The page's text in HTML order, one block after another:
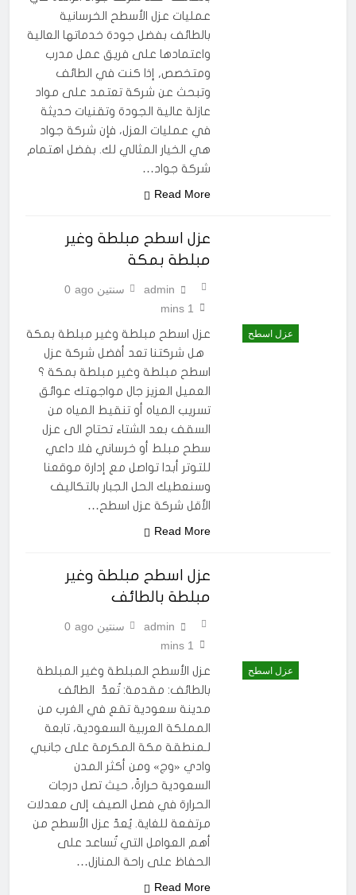
عمليات عزل الأسطح الخرسانية
بالطائف بفضل جودة خدماتها العالية
واعتمادها على فريق عمل مدرب
ومتخصص, إذا كنت في الطائف
وتبحث عن شركة تعتمد على مواد
عازلة عالية الجودة وتقنيات حديثة
في عمليات العزل، فإن شركة جواد
هي الخيار المثالي لك. بفضل اهتمام
شركة جواد…
Read More
عزل اسطح
عزل اسطح مبلطة وغير
مبلطة بمكة
admin سنتين ago
0
1 mins
عزل اسطح مبلطة وغير مبلطة بمكة
هل شركتنا تعد أفضل شركة عزل
اسطح مبلطة وغير مبلطة بمكة ؟
العميل العزيز جال مواجهتك عوائق
تسريب المياه أو تنقيط المياه من
السقف بعد الشتاء تحتاج الى عزل
سطح مبلط أو خرساني فلا داعي
للتوتر أبدا تواصل مع إدارة موقعنا
وسنعطيك الحل الجبار بالتكاليف
الأقل شركة عزل اسطح…
Read More
عزل اسطح
عزل اسطح مبلطة وغير
مبلطة بالطائف
admin سنتين ago
0
1 mins
عزل الأسطح المبلطة وغير المبلطة
بالطائف: مقدمة: تُعدّ الطائف
مدينة سعودية تقع في الغرب من
المملكة العربية السعودية، تابعة
لـمنطقة مكة المكرمة على جانبي
وادي «وج» ومن أكثر المدن
السعودية حرارةً، حيث تصل درجات
الحرارة في فصل الصيف إلى معدلات
مرتفعة للغاية. يُعدّ عزل الأسطح من
أهم العوامل التي تُساعد على
الحفاظ على راحة المنازل…
Read More